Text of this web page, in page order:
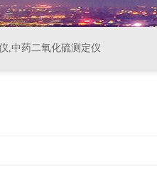
,中药二氧化硫测定仪